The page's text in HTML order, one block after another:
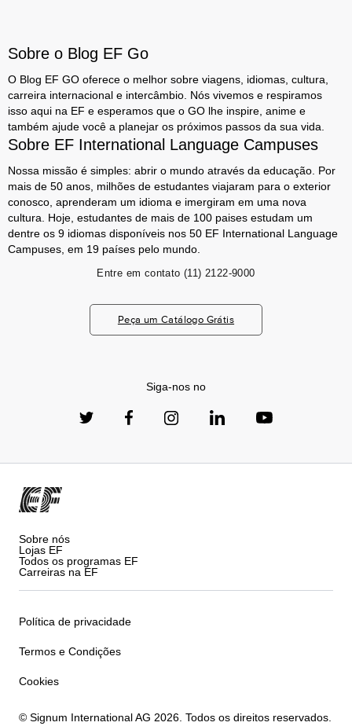
Sobre o Blog EF Go
O Blog EF GO oferece o melhor sobre viagens, idiomas, cultura,
carreira internacional e intercâmbio. Nós vivemos e respiramos
isso aqui na EF e esperamos que o GO lhe inspire, anime e
também ajude você a planejar os próximos passos da sua vida.
Sobre EF International Language Campuses
Nossa missão é simples: abrir o mundo através da educação. Por
mais de 50 anos, milhões de estudantes viajaram para o exterior
conosco, aprenderam um idioma e imergiram em uma nova
cultura. Hoje, estudantes de mais de 100 paises estudam um
dentre os 9 idiomas disponíveis nos 50 EF International Language
Campuses, em 19 países pelo mundo.
Entre em contato (11) 2122-9000
Peça um Catálogo Grátis
Siga-nos no
Sobre nós
Lojas EF
Todos os programas EF
Carreiras na EF
Política de privacidade
Termos e Condições
Cookies
© Signum International AG 2026. Todos os direitos reservados.